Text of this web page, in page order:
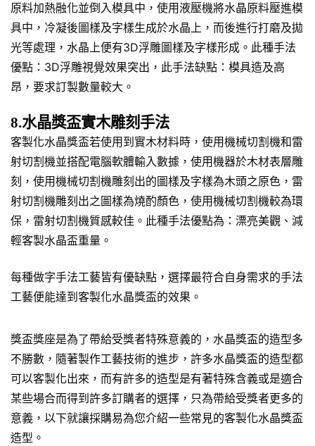
原料加熱融化並倒入模具中，使用液壓機將水晶原料壓進模
具中，冷凝後圖樣及字樣生成於水晶上，而後進行打磨及拋
光等處理，水晶上便有3D浮雕圖樣及字樣形成。此種手法
優點：3D浮雕視覺效果突出，此手法缺點：模具造及高
昂，要求訂製數量較大。
8.水晶獎盃實木雕刻手法
客製化水晶獎盃若使用到實木材料時，使用機械切割機和雷
射切割機並搭配電腦軟體輸入數據，使用機器於木材表層雕
刻，使用機械切割機雕刻出的圖樣及字樣為木頭之原色，雷
射切割機雕刻出之圖樣為燒酌顏色，使用機械切割機較為環
保，雷射切割機質感較佳。此種手法優點為：漂亮美觀、減
輕客製水晶盃重量。
每種做字手法工藝皆有優缺點，選擇最符合自身需求的手法
工藝便能達到客製化水晶獎盃的效果。
獎盃獎座是為了帶給受獎者特殊意義的，水晶獎盃的造型多
不勝數，隨著製作工藝技術的進步，許多水晶獎盃的造型都
可以客製化出來，而有許多的造型是有著特殊含義或是適合
某些場合而得到許多訂購者的選擇，只為帶給受獎者更多的
意義，以下就讓採購易為您介紹一些常見的客製化水晶獎盃
造型。